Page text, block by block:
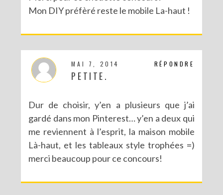
Mon DIY préfèré reste le mobile La-haut !
RÉPONDRE
MAI 7, 2014
PETITE.
Dur de choisir, y’en a plusieurs que j’ai
gardé dans mon Pinterest… y’en a deux qui
me reviennent à l’esprit, la maison mobile
Là-haut, et les tableaux style trophées =)
merci beaucoup pour ce concours!